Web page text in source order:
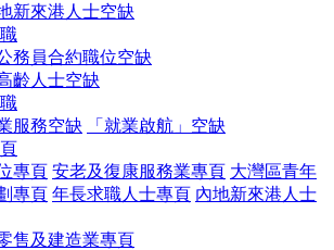
新來港人士空缺
務員合約職位空缺
齡人士空缺
服務空缺
「就業啟航」空缺
專頁 安老及復康服務業專頁 大灣區青年
專頁 年長求職人士專頁 內地新來港人士
售及建造業專頁